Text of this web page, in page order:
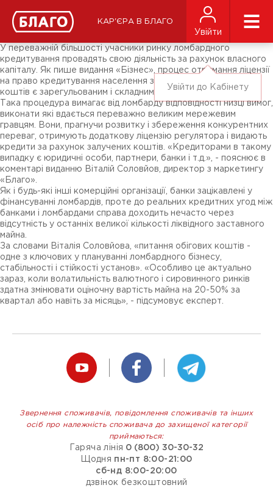
КАР'ЄРА В БЛАГО
Увійти
Увійти до Кабінету
ЗМІ про нас
Підписники соц-мереж
Ярмарки
У переважній більшості учасники ринку ломбардного
кредитування провадять свою діяльність за рахунок власного
капіталу. Як пише видання «Бізнес», процес отримання ліцензії
на право кредитування населення за рахунок залучених
коштів є зарегульованим і складним.
Така процедура вимагає від ломбарду відповідності низці вимог,
виконати які вдається переважно великим мережевим
гравцям. Вони, прагнучи розвитку і збереження конкурентних
переваг, отримують додаткову ліцензію регулятора і видають
кредити за рахунок залучених коштів. «Кредиторами в такому
випадку є юридичні особи, партнери, банки і т.д.», - пояснює в
коментарі виданню Віталій Соловйов, директор з маркетингу
«Благо».
Як і будь-які інші комерційні організації, банки зацікавлені у
фінансуванні ломбардів, проте до реальних кредитних угод між
банками і ломбардами справа доходить нечасто через
відсутність у останніх великої кількості ліквідного заставного
майна.
За словами Віталія Соловйова, «питання обігових коштів -
одне з ключових у плануванні ломбардного бізнесу,
стабільності і стійкості установ». «Особливо це актуально
зараз, коли волатильність валютного і сировинного ринків
здатна змінювати оціночну вартість майна на 20-50% за
квартал або навіть за місяць», - підсумовує експерт.
Звернення споживачів, повідомлення споживачів та інших
осіб про належність споживача до захищеної категорії
приймаються:
Гаряча лінія 0 (800) 30-30-32
Щодня пн-пт 8:00-21:00
сб-нд 8:00-20:00
дзвінок безкоштовний